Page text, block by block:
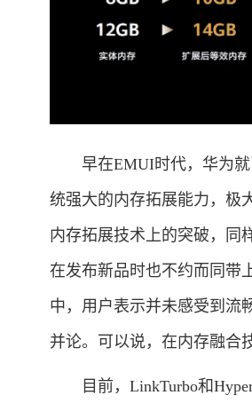
早在EMUI时代，华为就
统强大的内存拓展能力，极
内存拓展技术上的突破，同
在发布新品时也不约而同带
中，用户表示并未感受到流
并论。可以说，在内存融合
目前，LinkTurbo和